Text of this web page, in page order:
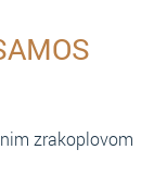
zrakoplovom